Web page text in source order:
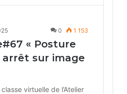
0 1 153
« Posture
sur image
virtuelle de l’Atelier